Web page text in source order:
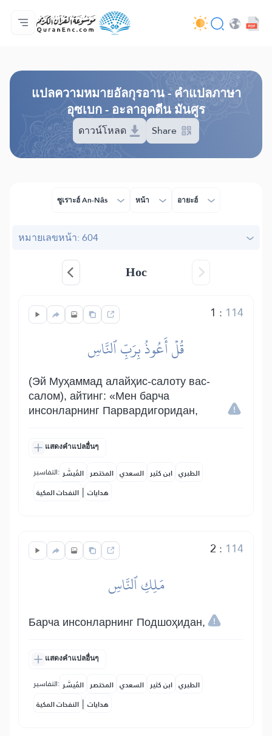
หน้าหลัก
สารบัญ​คำแปล
Audio
บริการสำหรับนักพัฒนา - API
เกี่ยวกับโครงการ
ติดต่อเรา
ภาษา
แปล​ความหมาย​อัลกุรอาน​ - คำแปลภาษา
อุซเบก - อะลาอุดดีน มันศูร
ดาวน์โหลด Share
ซูเราะฮ์ An-Nās หน้า อายะฮ์
หมายเลขหน้า: 604
Нос
1 : 114
قُلۡ أَعُوذُ بِرَبِّ ٱلنَّاسِ
(Эй Муҳаммад алайҳис-салоту вас-
салом), айтинг: «Мен барча
инсонларнинг Парвардигоридан,
แสดงคำแปลอื่นๆ
التفاسير: المُيسَّر المختصر السعدي ابن كثير الطبري
النفحات المكية | هدايات
2 : 114
مَلِكِ ٱلنَّاسِ
Барча инсонларнинг Подшоҳидан,
แสดงคำแปลอื่นๆ
التفاسير: المُيسَّر المختصر السعدي ابن كثير الطبري
النفحات المكية | هدايات